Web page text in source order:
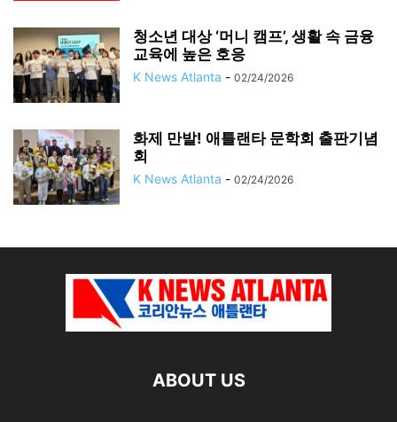
청소년 대상 ‘머니 캠프’, 생활 속 금융
교육에 높은 호응
K News Atlanta - 02/24/2026
화제 만발! 애틀랜타 문학회 출판기념
회
K News Atlanta - 02/24/2026
ABOUT US